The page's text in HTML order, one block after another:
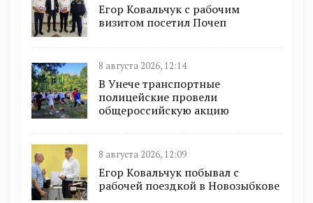
Егор Ковальчук с рабочим
визитом посетил Почеп
8 августа 2026, 12:14
В Унече транспортные
полицейские провели
общероссийскую акцию
8 августа 2026, 12:09
Егор Ковальчук побывал с
рабочей поездкой в Новозыбкове